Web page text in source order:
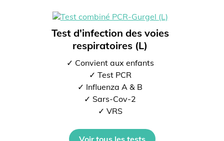
Test d'infection des voies
respiratoires (L)
✓ Convient aux enfants
✓ Test PCR
✓ Influenza A & B
✓ Sars-Cov-2
✓ VRS
Voir tous les tests